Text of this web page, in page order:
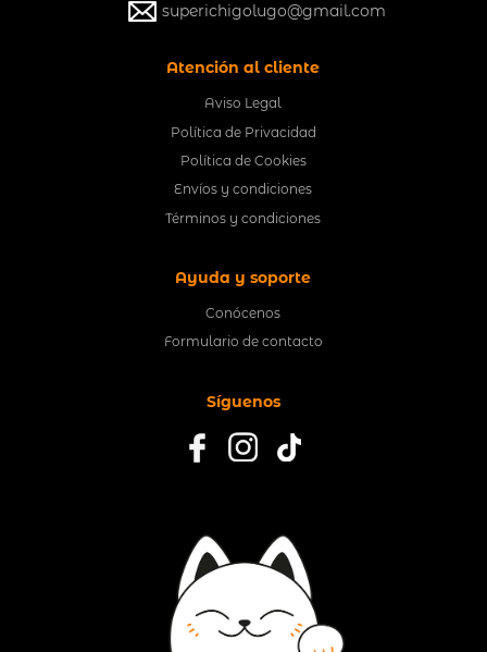
superichigolugo@gmail.com
Atención al cliente
Aviso Legal
Política de Privacidad
Política de Cookies
Envíos y condiciones
Términos y condiciones
Ayuda y soporte
Conócenos
Formulario de contacto
Síguenos